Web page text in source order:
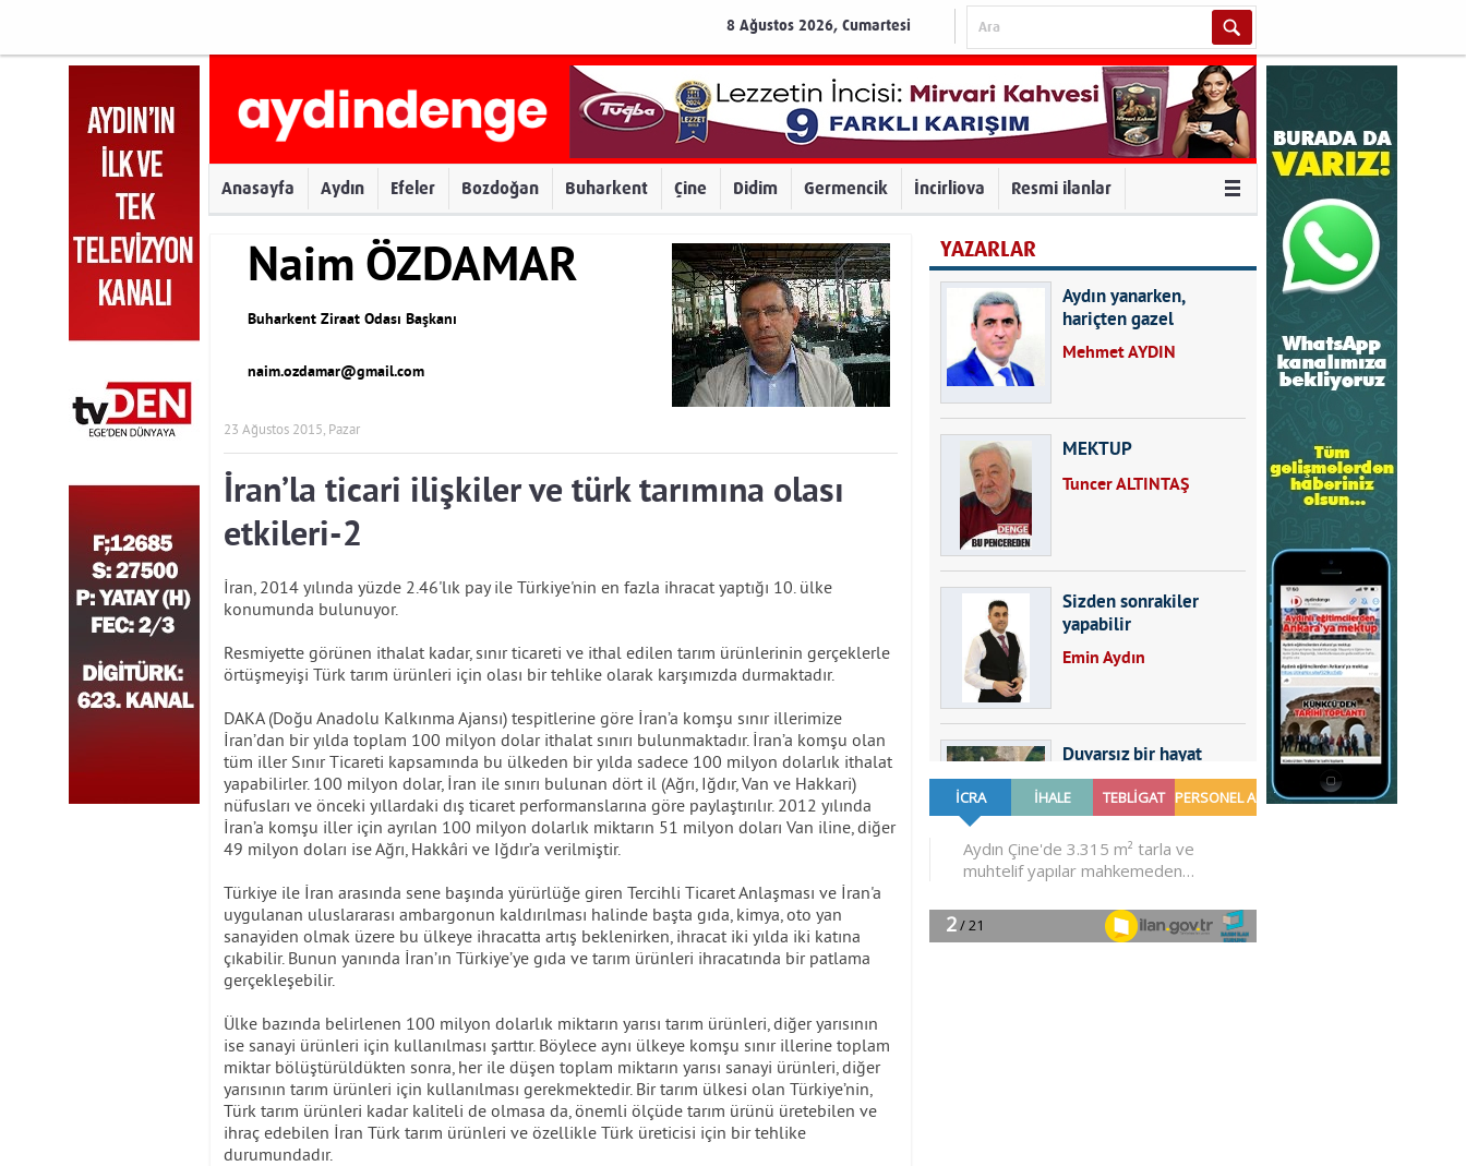
8 Ağustos 2026, Cumartesi
Anasayfa Aydın Efeler Bozdoğan Buharkent Çine Didim Germencik İncirliova Resmi ilanlar
Naim ÖZDAMAR
Buharkent Ziraat Odası Başkanı
naim.ozdamar@gmail.com
23 Ağustos 2015, Pazar
İran’la ticari ilişkiler ve türk tarımına olası
etkileri-2
İran, 2014 yılında yüzde 2.46'lık pay ile Türkiye'nin en fazla ihracat yaptığı 10. ülke
konumunda bulunuyor.
Resmiyette görünen ithalat kadar, sınır ticareti ve ithal edilen tarım ürünlerinin gerçeklerle
örtüşmeyişi Türk tarım ürünleri için olası bir tehlike olarak karşımızda durmaktadır.
DAKA (Doğu Anadolu Kalkınma Ajansı) tespitlerine göre İran’a komşu sınır illerimize
İran’dan bir yılda toplam 100 milyon dolar ithalat sınırı bulunmaktadır. İran’a komşu olan
tüm iller Sınır Ticareti kapsamında bu ülkeden bir yılda sadece 100 milyon dolarlık ithalat
yapabilirler. 100 milyon dolar, İran ile sınırı bulunan dört il (Ağrı, Iğdır, Van ve Hakkari)
nüfusları ve önceki yıllardaki dış ticaret performanslarına göre paylaştırılır. 2012 yılında
İran’a komşu iller için ayrılan 100 milyon dolarlık miktarın 51 milyon doları Van iline, diğer
49 milyon doları ise Ağrı, Hakkâri ve Iğdır’a verilmiştir.
Türkiye ile İran arasında sene başında yürürlüğe giren Tercihli Ticaret Anlaşması ve İran'a
uygulanan uluslararası ambargonun kaldırılması halinde başta gıda, kimya, oto yan
sanayiden olmak üzere bu ülkeye ihracatta artış beklenirken, ihracat iki yılda iki katına
çıkabilir. Bunun yanında İran’ın Türkiye’ye gıda ve tarım ürünleri ihracatında bir patlama
gerçekleşebilir.
Ülke bazında belirlenen 100 milyon dolarlık miktarın yarısı tarım ürünleri, diğer yarısının
ise sanayi ürünleri için kullanılması şarttır. Böylece aynı ülkeye komşu sınır illerine toplam
miktar bölüştürüldükten sonra, her ile düşen toplam miktarın yarısı sanayi ürünleri, diğer
yarısının tarım ürünleri için kullanılması gerekmektedir. Bir tarım ülkesi olan Türkiye’nin,
Türk tarım ürünleri kadar kaliteli de olmasa da, önemli ölçüde tarım ürünü üretebilen ve
ihraç edebilen İran Türk tarım ürünleri ve özellikle Türk üreticisi için bir tehlike
durumundadır.
YAZARLAR
Aydın yanarken,
hariçten gazel
okuyarak kalpleri de
Mehmet AYDIN
MEKTUP
Tuncer ALTINTAŞ
Sizden sonrakiler
yapabilir
Emin Aydın
Duvarsız bir hayat
Furkan SARICA
GÜNDEMDE NELER
OLMALI?